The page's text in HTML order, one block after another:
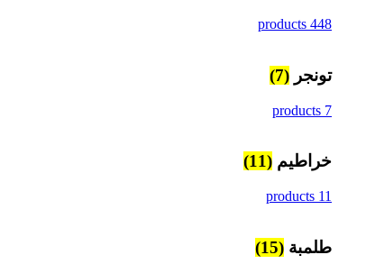
448 products
تونجر (7)
7 products
خراطيم (11)
11 products
طلمبة (15)